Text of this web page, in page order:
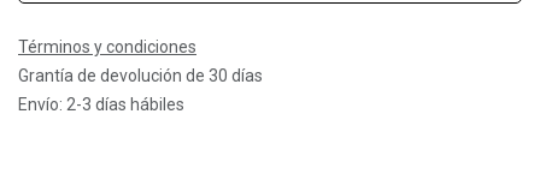
Términos y condiciones
Grantía de devolución de 30 días
Envío: 2-3 días hábiles